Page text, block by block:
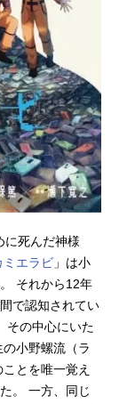
に死んだ神様
ミエラビ 」は小
それから12年
で認知されてい
その中心にいた
小野螺流（ラ
とを唯一覚え
。 一方、同じ